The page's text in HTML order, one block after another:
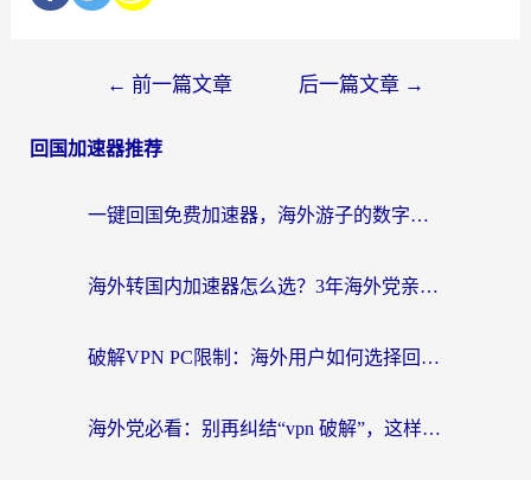
← 前一篇文章 后一篇文章 →
回国加速器推荐
一键回国免费加速器，海外游子的数字归乡路
海外转国内加速器怎么选？3年海外党亲测指南，无缝刷剧玩游戏不再难
破解VPN PC限制：海外用户如何选择回国加速器实现无缝访问国内资源
海外党必看：别再纠结“vpn 破解”，这样选回国加速器才能真正无缝访问国内资源